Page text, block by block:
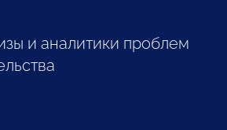
и аналитики проблем